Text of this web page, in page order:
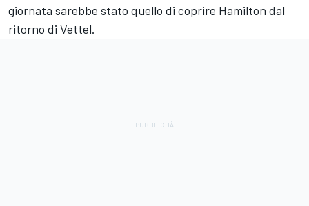
giornata sarebbe stato quello di coprire Hamilton dal
ritorno di Vettel.